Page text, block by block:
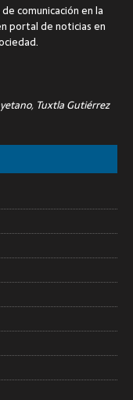
comunicación en la
portal de noticias en
Tuxtla Gutiérrez